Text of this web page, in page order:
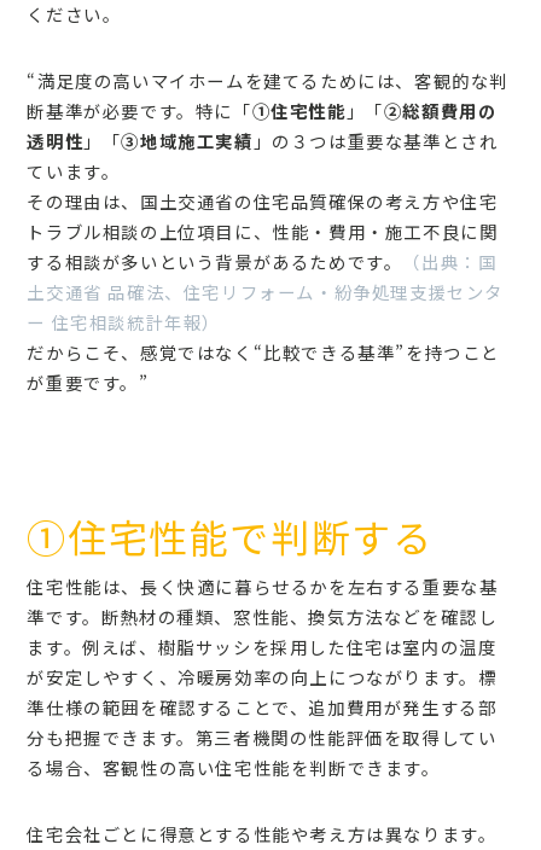
ください。
“満足度の高いマイホームを建てるためには、客観的な判
断基準が必要です。特に「➀住宅性能 」「②総額費用の
透明性 」「③地域施工実績 」の３つは重要な基準とされ
ています。
その理由は、国土交通省の住宅品質確保の考え方や住宅
トラブル相談の上位項目に、性能・費用・施工不良に関
する相談が多いという背景があるためです。
（出典：国
土交通省 品確法、住宅リフォーム・紛争処理支援センタ
ー 住宅相談統計年報）
だからこそ、感覚ではなく“比較できる基準”を持つこと
が重要です。”
➀住宅性能で判断する
住宅性能は、長く快適に暮らせるかを左右する重要な基
準です。断熱材の種類、窓性能、換気方法などを確認し
ます。例えば、樹脂サッシを採用した住宅は室内の温度
が安定しやすく、冷暖房効率の向上につながります。標
準仕様の範囲を確認することで、追加費用が発生する部
分も把握できます。第三者機関の性能評価を取得してい
る場合、客観性の高い住宅性能を判断できます。
住宅会社ごとに得意とする性能や考え方は異なります。